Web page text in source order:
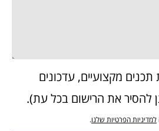
מקצועיים, עדכונים
להסיר את הרישום בכל עת).
למדיניות הפרטיות שלנו.